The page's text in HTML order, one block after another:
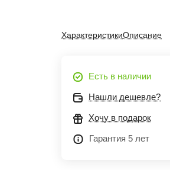
ХарактеристикиОписание
Есть в наличии
Нашли дешевле?
Хочу в подарок
Гарантия 5 лет